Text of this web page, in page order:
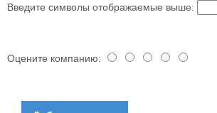
Введите символы отображаемые выше:
Оцените компанию: